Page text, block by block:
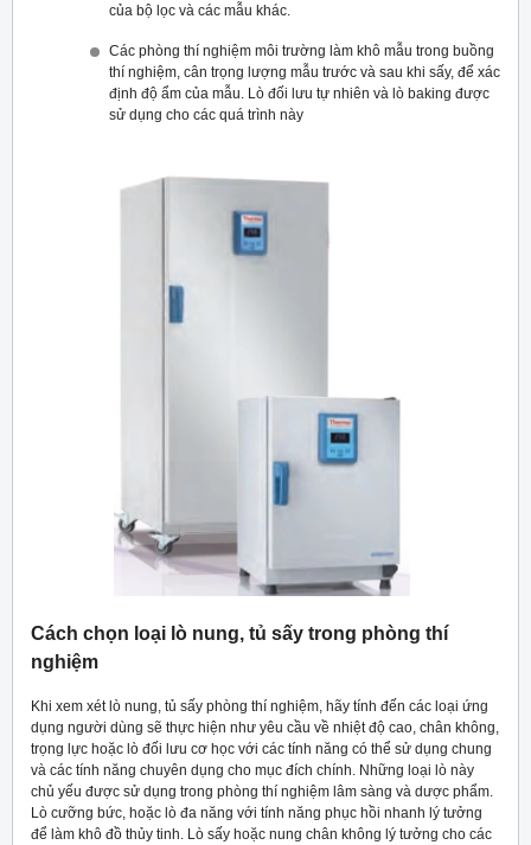
của bộ lọc và các mẫu khác.
Các phòng thí nghiệm môi trường làm khô mẫu trong buồng
thí nghiệm, cân trọng lượng mẫu trước và sau khi sấy, để xác
định độ ẩm của mẫu. Lò đối lưu tự nhiên và lò baking được
sử dụng cho các quá trình này
Cách chọn loại lò nung, tủ sấy trong phòng thí
nghiệm
Khi xem xét lò nung, tủ sấy phòng thí nghiệm, hãy tính đến các loại ứng
dụng người dùng sẽ thực hiện như yêu cầu về nhiệt độ cao, chân không,
trọng lực hoặc lò đối lưu cơ học với các tính năng có thể sử dụng chung
và các tính năng chuyên dụng cho mục đích chính. Những loại lò này
chủ yếu được sử dụng trong phòng thí nghiệm lâm sàng và dược phẩm.
Lò cưỡng bức, hoặc lò đa năng với tính năng phục hồi nhanh lý tưởng
để làm khô đồ thủy tinh. Lò sấy hoặc nung chân không lý tưởng cho các